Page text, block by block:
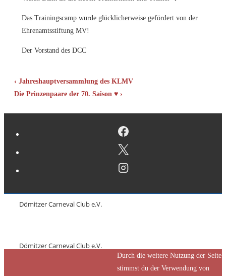
Das Trainingscamp wurde glücklicherweise gefördert von der
Ehrenamtsstiftung MV!
Der Vorstand des DCC
Beitragsnavigation
Vorheriger
Beitrag
‹ Jahreshauptversammlung des KLMV
Nächster
Die Prinzenpaare der 70. Saison ♥ ›
Dömitzer Carneval Club e.V.
Dömitzer Carneval Club e.V.
Durch die weitere Nutzung der Seite
stimmst du der Verwendung von